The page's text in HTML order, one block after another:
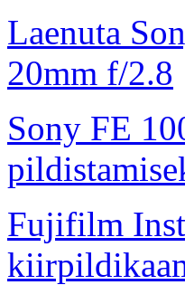
Laenuta
20mm f/2.8
Sony FE
Fujifilm